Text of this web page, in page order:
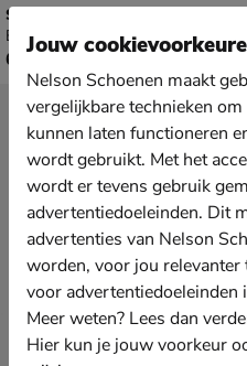
Shoesme
Babyschoenen - cognac
€ 69,99
69,99
Jouw
Nelson Schoenen maakt
vergelijkbare technieken
kunnen laten functioneren
wordt gebruikt. Met het
wordt er tevens gebruik
advertentiedoeleinden. Dit
advertenties van Nelson
worden, voor jou relevanter
voor advertentiedoeleinden
Meer weten? Lees dan
Hier kun je jouw voorkeur